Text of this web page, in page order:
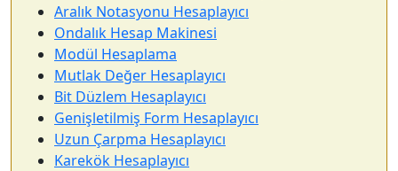
Aralık Notasyonu Hesaplayıcı
Ondalık Hesap Makinesi
Modül Hesaplama
Mutlak Değer Hesaplayıcı
Bit Düzlem Hesaplayıcı
Genişletilmiş Form Hesaplayıcı
Uzun Çarpma Hesaplayıcı
Karekök Hesaplayıcı